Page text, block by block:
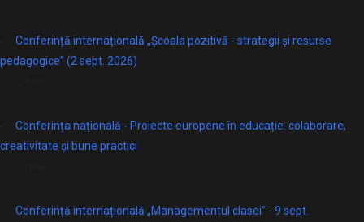
Conferință internațională „Școala pozitivă - strategii și resurse
pedagogice” (2 sept. 2026)
Conferința națională - Proiecte europene în educație: colaborare,
creativitate și bune practici
Conferință internațională „Managementul clasei” - 9 sept.